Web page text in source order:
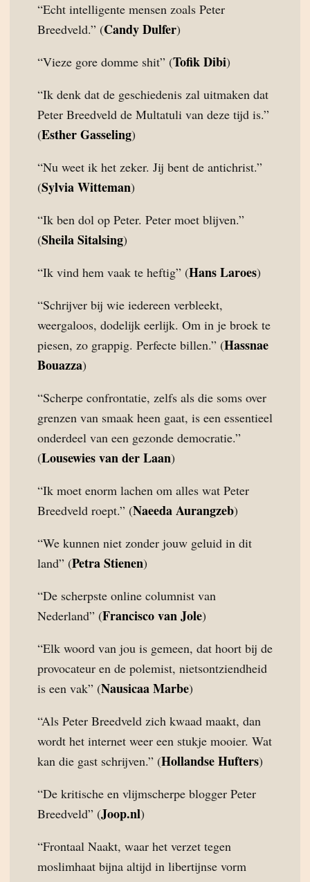
“Echt intelligente mensen zoals Peter
Breedveld.” (Candy Dulfer)
“Vieze gore domme shit” (Tofik Dibi)
“Ik denk dat de geschiedenis zal uitmaken dat
Peter Breedveld de Multatuli van deze tijd is.”
(Esther Gasseling)
“Nu weet ik het zeker. Jij bent de antichrist.”
(Sylvia Witteman)
“Ik ben dol op Peter. Peter moet blijven.”
(Sheila Sitalsing)
“Ik vind hem vaak te heftig” (Hans Laroes)
“Schrijver bij wie iedereen verbleekt,
weergaloos, dodelijk eerlijk. Om in je broek te
piesen, zo grappig. Perfecte billen.” (Hassnae
Bouazza)
“Scherpe confrontatie, zelfs als die soms over
grenzen van smaak heen gaat, is een essentieel
onderdeel van een gezonde democratie.”
(Lousewies van der Laan)
“Ik moet enorm lachen om alles wat Peter
Breedveld roept.” (Naeeda Aurangzeb)
“We kunnen niet zonder jouw geluid in dit
land” (Petra Stienen)
“De scherpste online columnist van
Nederland” (Francisco van Jole)
“Elk woord van jou is gemeen, dat hoort bij de
provocateur en de polemist, nietsontziendheid
is een vak” (Nausicaa Marbe)
“Als Peter Breedveld zich kwaad maakt, dan
wordt het internet weer een stukje mooier. Wat
kan die gast schrijven.” (Hollandse Hufters)
“De kritische en vlijmscherpe blogger Peter
Breedveld” (Joop.nl)
“Frontaal Naakt, waar het verzet tegen
moslimhaat bijna altijd in libertijnse vorm